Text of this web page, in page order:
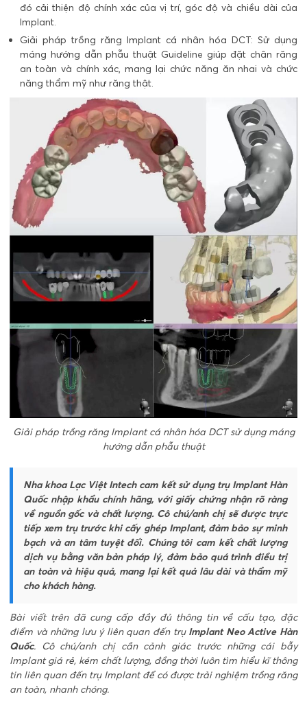
đó cải thiện độ chính xác của vị trí, góc độ và chiều dài của
Implant.
Giải pháp trồng răng Implant cá nhân hóa DCT: Sử dụng
máng hướng dẫn phẫu thuật Guideline giúp đặt chân răng
an toàn và chính xác, mang lại chức năng ăn nhai và chức
năng thẩm mỹ như răng thật.
Giải pháp trồng răng Implant cá nhân hóa DCT sử dụng máng
hướng dẫn phẫu thuật
Nha khoa Lạc Việt Intech cam kết sử dụng trụ Implant Hàn
Quốc nhập khẩu chính hãng, với giấy chứng nhận rõ ràng
về nguồn gốc và chất lượng. Cô chú/anh chị sẽ được trực
tiếp xem trụ trước khi cấy ghép Implant, đảm bảo sự minh
bạch và an tâm tuyệt đối. Chúng tôi cam kết chất lượng
dịch vụ bằng văn bản pháp lý, đảm bảo quá trình điều trị
an toàn và hiệu quả, mang lại kết quả lâu dài và thẩm mỹ
cho khách hàng.
Bài viết trên đã cung cấp đầy đủ thông tin về cấu tạo, đặc
điểm và những lưu ý liên quan đến trụ Implant Neo Active Hàn
Quốc. Cô chú/anh chị cần cảnh giác trước những cái bẫy
Implant giá rẻ, kém chất lượng, đồng thời luôn tìm hiểu kĩ thông
tin liên quan đến trụ Implant để có được trải nghiệm trồng răng
an toàn, nhanh chóng.